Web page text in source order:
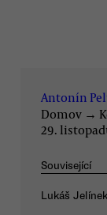
Antonín
Domov →
29.
Související
Lukáš Jelínek